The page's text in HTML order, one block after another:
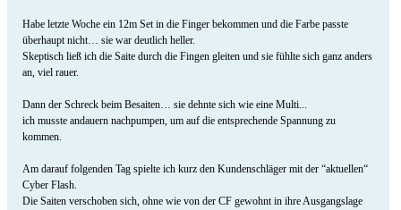
Habe letzte Woche ein 12m Set in die Finger bekommen und die Farbe passte
überhaupt nicht… sie war deutlich heller.
Skeptisch ließ ich die Saite durch die Fingen gleiten und sie fühlte sich ganz anders
an, viel rauer.
Dann der Schreck beim Besaiten… sie dehnte sich wie eine Multi...
ich musste andauern nachpumpen, um auf die entsprechende Spannung zu
kommen.
Am darauf folgenden Tag spielte ich kurz den Kundenschläger mit der “aktuellen“
Cyber Flash.
Die Saiten verschoben sich, ohne wie von der CF gewohnt in ihre Ausgangslage